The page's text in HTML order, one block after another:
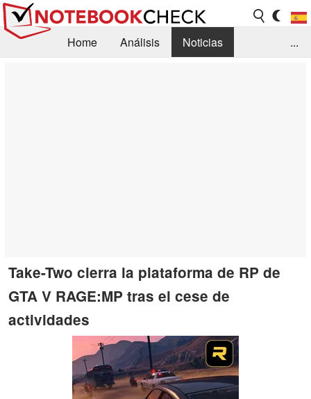
Home Análisis
Noticias
...
Take-Two cierra la plataforma de RP de
GTA V RAGE:MP tras el cese de
actividades